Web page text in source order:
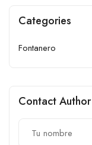
Categories
Fontanero
Contact Author